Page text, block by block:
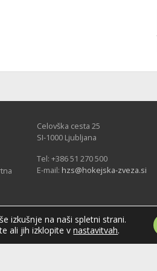
Celovška cesta 25
SI-1000 Ljubljana
Tel: +386 51 270 500
E-mail: hzs@hokejska-zveza.si
izkušnje na naši spletni strani.
ali jih izklopite vnastavitvah.